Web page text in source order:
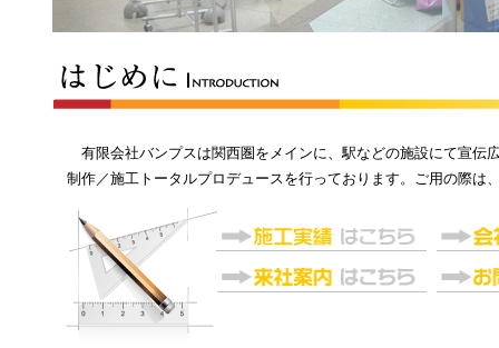
有限会社バンプスは関西圏をメインに、駅などの施設にて宣伝
制作／施工トータルプロデュースを行っております。ご用の際は